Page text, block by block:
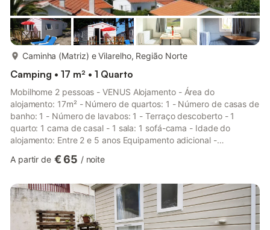
Caminha (Matriz) e Vilarelho, Região Norte
Camping • 17 m² • 1 Quarto
Mobilhome 2 pessoas - VENUS Alojamento - Área do
alojamento: 17m² - Número de quartos: 1 - Número de casas de
banho: 1 - Número de lavabos: 1 - Terraço descoberto - 1
quarto: 1 cama de casal - 1 sala: 1 sofá-cama - Idade do
alojamento: Entre 2 e 5 anos Equipamento adicional -
Kitchenette - Placa a gás - Frigorífico - Loiça e utensílios de
preço - Toalhas de banho: Incluídas no preço - Cadeira de
exterior - Mobiliário de jardim - Guarda-sol - Estacionamento
junto ao al...
A partir de € 65 / noite